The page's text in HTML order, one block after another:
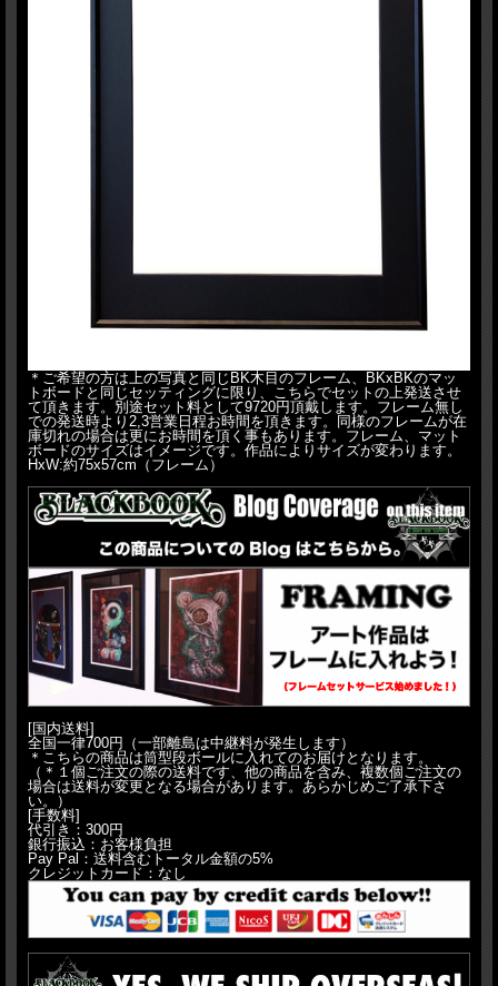
＊ご希望の方は上の写真と同じBK木目のフレーム、BKxBKのマッ
トボードと同じセッティングに限り、こちらでセットの上発送させ
て頂きます。別途セット料として9720円頂戴します。フレーム無し
での発送時より2,3営業日程お時間を頂きます。同様のフレームが在
庫切れの場合は更にお時間を頂く事もあります。フレーム、マット
ボードのサイズはイメージです。作品によりサイズが変わります。
HxW:約75x57cm（フレーム）
[国内送料]
全国一律700円（一部離島は中継料が発生します）
＊こちらの商品は筒型段ボールに入れてのお届けとなります。
（＊１個ご注文の際の送料です、他の商品を含み、複数個ご注文の
場合は送料が変更となる場合があります。あらかじめご了承下さ
い。）
[手数料]
代引き：300円
銀行振込：お客様負担
Pay Pal：送料含むトータル金額の5%
クレジットカード：なし